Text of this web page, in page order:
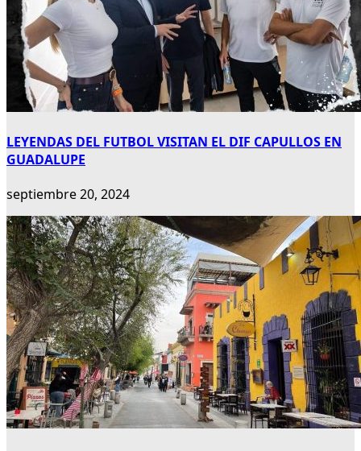
LEYENDAS DEL FUTBOL VISITAN EL DIF CAPULLOS EN
GUADALUPE
septiembre 20, 2024